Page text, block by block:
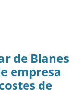
de Blanes
empresa
de